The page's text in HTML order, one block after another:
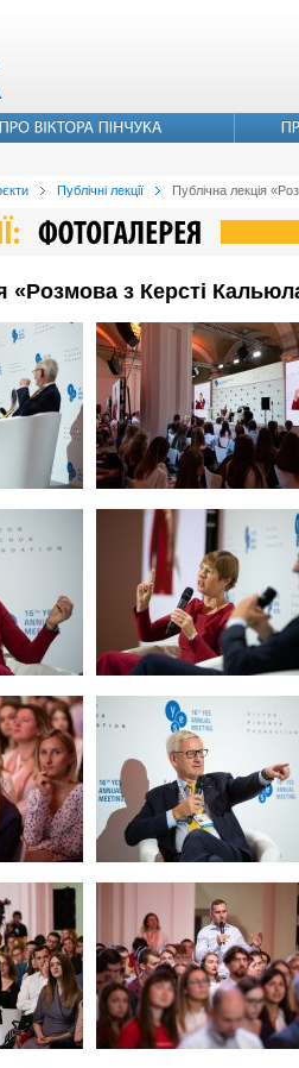
Публічні лекції Публічна лекція
«Розмова з Керсті